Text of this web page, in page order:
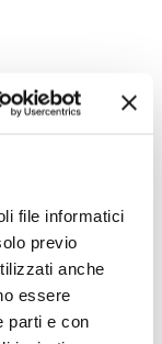
file informatici
previo
anche
essere
parti e con
ricerca